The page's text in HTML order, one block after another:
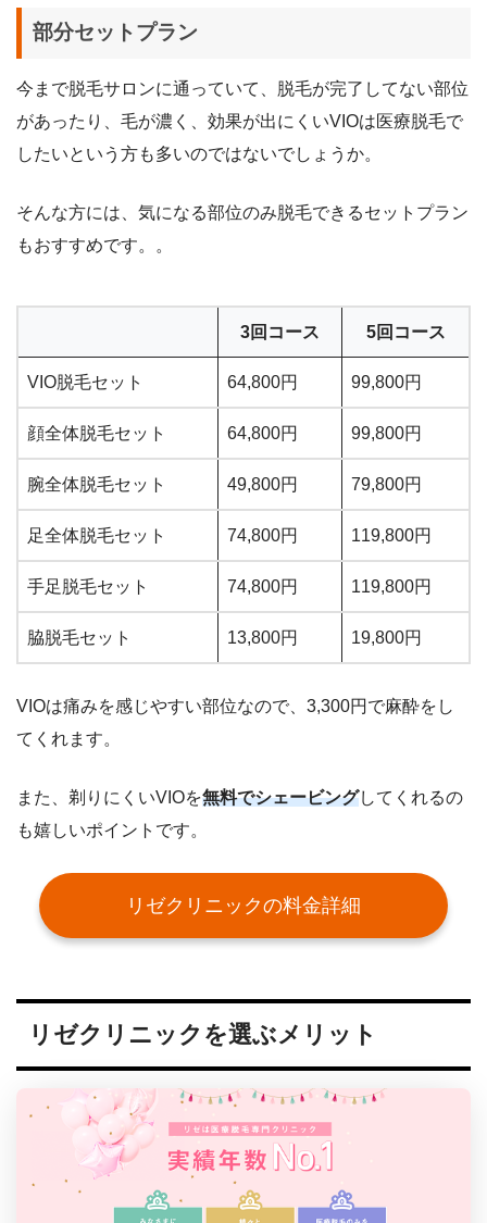
部分セットプラン
今まで脱毛サロンに通っていて、脱毛が完了してない部位
があったり、毛が濃く、効果が出にくいVIOは医療脱毛で
したいという方も多いのではないでしょうか。
そんな方には、気になる部位のみ脱毛できるセットプラン
もおすすめです。。
3回コース 5回コース
VIO脱毛セット 64,800円 99,800円
顔全体脱毛セット 64,800円 99,800円
腕全体脱毛セット 49,800円 79,800円
足全体脱毛セット 74,800円 119,800円
手足脱毛セット 74,800円 119,800円
脇脱毛セット 13,800円 19,800円
VIOは痛みを感じやすい部位なので、3,300円で麻酔をし
てくれます。
また、剃りにくいVIOを無料でシェービングしてくれるの
も嬉しいポイントです。
リゼクリニックの料金詳細
リゼクリニックを選ぶメリット